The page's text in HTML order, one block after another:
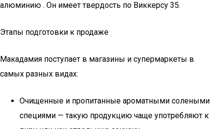
алюминию . Он имеет твердость по Виккерсу 35.
Этапы подготовки к продаже
Макадамия поступает в магазины и супермаркеты в
самых разных видах:
Очищенные и пропитанные ароматными солеными
специями — такую продукцию чаще употребляют к